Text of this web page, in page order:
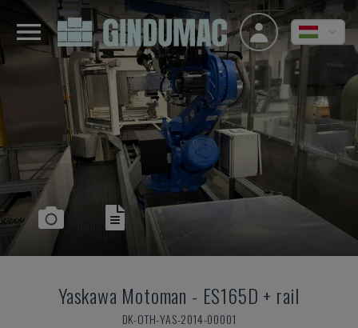
Yaskawa Motoman - ES165D + rail
DK-OTH-YAS-2014-00001